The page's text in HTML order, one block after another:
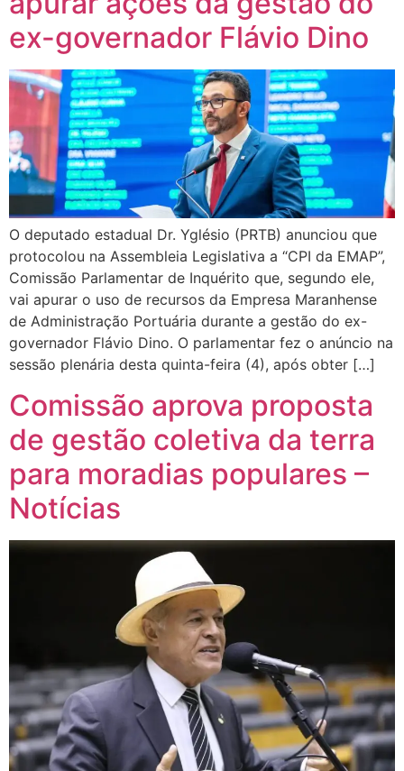
ex-governador Flávio Dino
O deputado estadual Dr. Yglésio (PRTB) anunciou que
protocolou na Assembleia Legislativa a “CPI da EMAP”,
Comissão Parlamentar de Inquérito que, segundo ele,
vai apurar o uso de recursos da Empresa Maranhense
de Administração Portuária durante a gestão do ex-
governador Flávio Dino. O parlamentar fez o anúncio na
sessão plenária desta quinta-feira (4), após obter […]
Comissão aprova proposta
de gestão coletiva da terra
para moradias populares –
Notícias